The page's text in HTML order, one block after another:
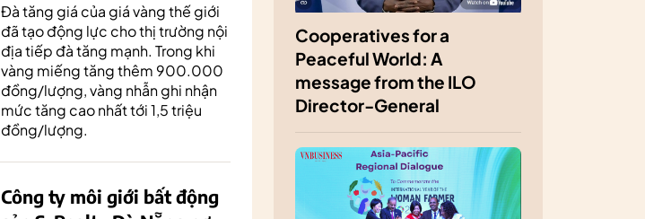
Đà tăng giá của giá vàng thế giới
đã tạo động lực cho thị trường nội
địa tiếp đà tăng mạnh. Trong khi
vàng miếng tăng thêm 900.000
đồng/lượng, vàng nhẫn ghi nhận
mức tăng cao nhất tới 1,5 triệu
đồng/lượng.
Công ty môi giới bất động
Cooperatives for a
Peaceful World: A
message from the ILO
Director-General